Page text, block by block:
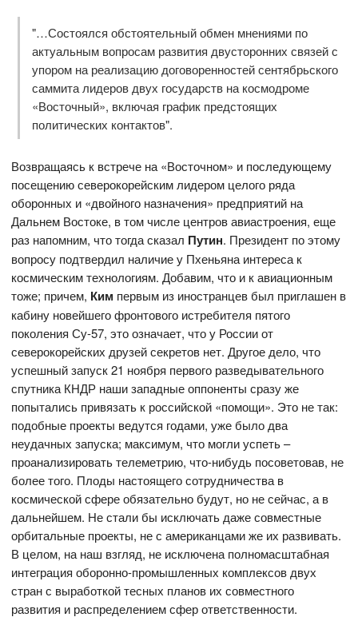
"…Состоялся обстоятельный обмен мнениями по
актуальным вопросам развития двусторонних связей с
упором на реализацию договоренностей сентябрьского
саммита лидеров двух государств на космодроме
«Восточный», включая график предстоящих
политических контактов".
Возвращаясь к встрече на «Восточном» и последующему
посещению северокорейским лидером целого ряда
оборонных и «двойного назначения» предприятий на
Дальнем Востоке, в том числе центров авиастроения, еще
раз напомним, что тогда сказал Путин. Президент по этому
вопросу подтвердил наличие у Пхеньяна интереса к
космическим технологиям. Добавим, что и к авиационным
тоже; причем, Ким первым из иностранцев был приглашен в
кабину новейшего фронтового истребителя пятого
поколения Су-57, это означает, что у России от
северокорейских друзей секретов нет. Другое дело, что
успешный запуск 21 ноября первого разведывательного
спутника КНДР наши западные оппоненты сразу же
попытались привязать к российской «помощи». Это не так:
подобные проекты ведутся годами, уже было два
неудачных запуска; максимум, что могли успеть –
проанализировать телеметрию, что-нибудь посоветовав, не
более того. Плоды настоящего сотрудничества в
космической сфере обязательно будут, но не сейчас, а в
дальнейшем. Не стали бы исключать даже совместные
орбитальные проекты, не с американцами же их развивать.
В целом, на наш взгляд, не исключена полномасштабная
интеграция оборонно-промышленных комплексов двух
стран с выработкой тесных планов их совместного
развития и распределением сфер ответственности.